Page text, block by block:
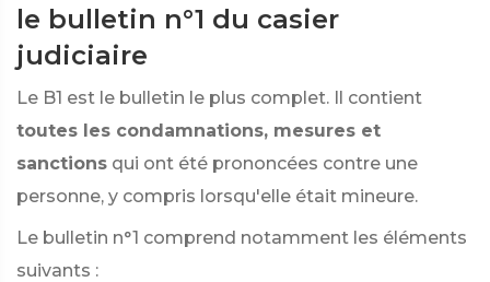
le bulletin n°1 du casier
judiciaire
Le B1 est le bulletin le plus complet. Il contient
toutes les condamnations, mesures et
sanctions qui ont été prononcées contre une
personne, y compris lorsqu'elle était mineure.
Le bulletin n°1 comprend notamment les éléments
suivants :